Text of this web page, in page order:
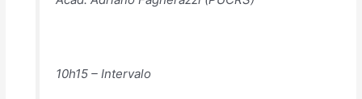
10h15 – Intervalo